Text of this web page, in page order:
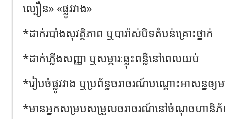
ល្បឿន» «ផ្លូវវាង»
*ដាក់របាំងសុវត្ថិភាព ឬបារ៉ាស់បិទតំបន់គ្រោះថ្នាក់
*ដាក់ភ្លើងសញ្ញា ឬសម្ភារៈឆ្លុះពន្លឺនៅពេលយប់
*រៀបចំផ្លូវវាង ឬប្រព័ន្ធចរាចរណ៍បណ្ដោះអាសន្នឲ្យ
*មានអ្នកសម្របសម្រួលចរាចរណ៍នៅចំណុចហានិ